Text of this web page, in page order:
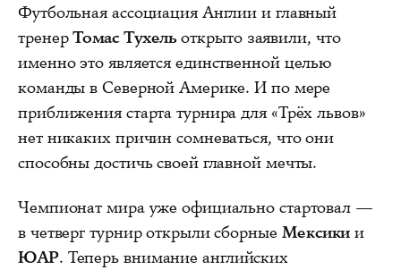
Футбольная ассоциация Англии и главный
тренерТомас Тухельоткрыто заявили, что
именно это является единственной целью
команды в Северной Америке. И по мере
приближения старта турнира для «Трёх львов»
нет никаких причин сомневаться, что они
способны достичь своей главной мечты.
Чемпионат мира уже официально стартовал —
в четверг турнир открыли сборные Мексикии
ЮАР. Теперь внимание английских